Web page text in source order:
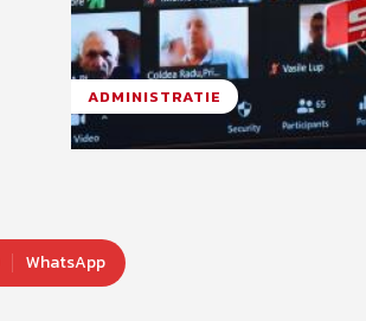
ADMINISTRATIE
WhatsApp